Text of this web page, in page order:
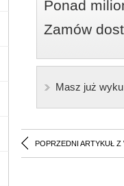
Ponad
Zamów
Masz już
POPRZEDNI ARTYKUŁ Z